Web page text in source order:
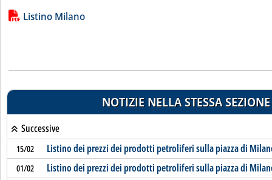
Lista allegati PDF alla notizia
Listino Milano
NOTIZIE NELLA STESSA SEZIONE
Successive
15/02 Listino dei prezzi dei prodotti petroliferi sulla piazza di
01/02 Listino dei prezzi dei prodotti petroliferi sulla piazza di